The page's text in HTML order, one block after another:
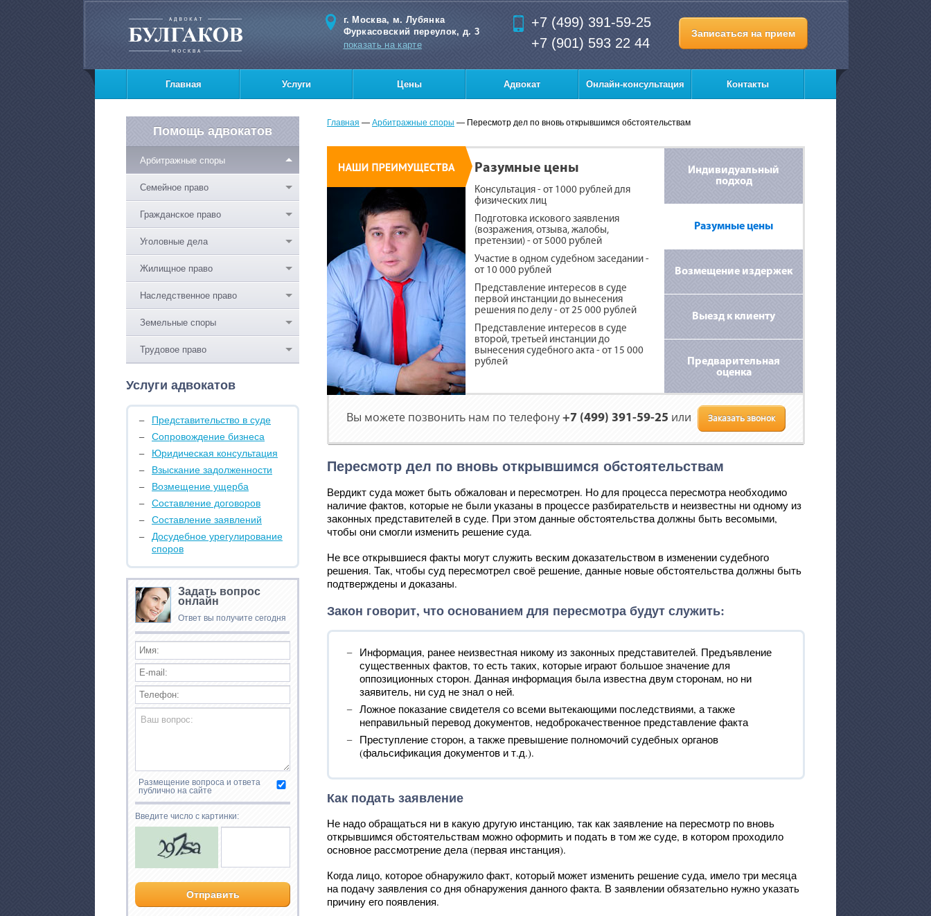
г. Москва, м. Лубянка
Фуркасовский переулок, д. 3
показать на карте
+7 (499) 391-59-25
+7 (901) 593 22 44
Записаться на прием
Главная Услуги Цены Адвокат Онлайн-консультация Контакты
Главная — Арбитражные споры — Пересмотр дел по вновь открывшимся обстоятельствам
Индивидуальный
подход
Разумные цены
Возмещение издержек
Выезд к клиенту
Предварительная
оценка
Разумные цены
Консультация - от 1000 рублей для
физических лиц
Подготовка искового заявления
(возражения, отзыва, жалобы,
претензии) - от 5000 рублей
Участие в одном судебном заседании -
от 10 000 рублей
Представление интересов в суде
первой инстанции до вынесения
решения по делу - от 25 000 рублей
Представление интересов в суде
второй, третьей инстанции до
вынесения судебного акта - от 15 000
рублей
Вы можете позвонить нам по телефону +7 (499) 391-59-25 или Заказать звонок
Пересмотр дел по вновь открывшимся обстоятельствам
Вердикт суда может быть обжалован и пересмотрен. Но для процесса пересмотра необходимо
наличие фактов, которые не были указаны в процессе разбирательств и неизвестны ни одному из
законных представителей в суде. При этом данные обстоятельства должны быть весомыми,
чтобы они смогли изменить решение суда.
Не все открывшиеся факты могут служить веским доказательством в изменении судебного
решения. Так, чтобы суд пересмотрел своё решение, данные новые обстоятельства должны быть
подтверждены и доказаны.
Закон говорит, что основанием для пересмотра будут служить:
Информация, ранее неизвестная никому из законных представителей. Предъявление
существенных фактов, то есть таких, которые играют большое значение для
оппозиционных сторон. Данная информация была известна двум сторонам, но ни
заявитель, ни суд не знал о ней.
Ложное показание свидетеля со всеми вытекающими последствиями, а также
неправильный перевод документов, недоброкачественное представление факта
Преступление сторон, а также превышение полномочий судебных органов
(фальсификация документов и т.д.).
Как подать заявление
Не надо обращаться ни в какую другую инстанцию, так как заявление на пересмотр по вновь
открывшимся обстоятельствам можно оформить и подать в том же суде, в котором проходило
основное рассмотрение дела (первая инстанция).
Когда лицо, которое обнаружило факт, который может изменить решение суда, имело три месяца
на подачу заявления со дня обнаружения данного факта. В заявлении обязательно нужно указать
причину его появления.
Помощь адвокатов
Арбитражные споры
Семейное право
Гражданское право
Уголовные дела
Жилищное право
Наследственное право
Земельные споры
Трудовое право
Услуги адвокатов
Представительство в суде
Сопровождение бизнеса
Юридическая консультация
Взыскание задолженности
Возмещение ущерба
Составление договоров
Составление заявлений
Досудебное урегулирование
споров
Задать вопрос
онлайн
Ответ вы получите сегодня
Размещение вопроса и ответа
публично на сайте
Введите число с картинки: